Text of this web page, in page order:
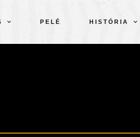
PELÉ HISTÓRIA
CLUBE